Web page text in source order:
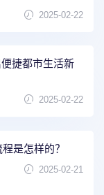
2025-02-22
捷都市生活新
2025-02-22
是怎样的？
2025-02-21